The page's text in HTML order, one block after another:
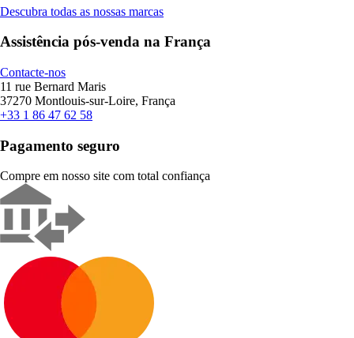
Descubra todas as nossas marcas
Assistência pós-venda na França
Contacte-nos
11 rue Bernard Maris
37270 Montlouis-sur-Loire, França
+33 1 86 47 62 58
Pagamento seguro
Compre em nosso site com total confiança